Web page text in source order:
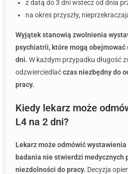
z datą do 3 dni wstecz od dnia
na okres przyszły,
Wyjątek stanowią zwolnienia
psychiatrii, które mogą obejmować
dni. W każdym przypadku długość
odzwierciedlaćczas niezbędny do
pracy.
Kiedy lekarz może
L4 na 2 dni?
Lekarz może odmówić
badania nie stwierdzi medycznych
niezdolności do pracy. Decyzja